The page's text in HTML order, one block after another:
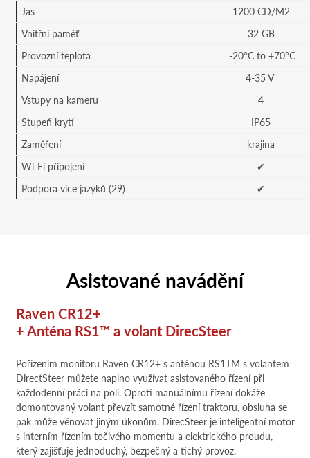
Jas
1200 CD/M2
Vnitřní paměť
32 GB
Provozní teplota
-20°C to +70°C
Napájení
4-35 V
Vstupy na kameru
4
Stupeň krytí
IP65
Zaměření
krajina
Wi-Fi připojení
✔
Podpora více jazyků (29)
✔
Asistované navádění
Raven CR12+
+ Anténa RS1™ a volant DirecSteer
Pořízením monitoru Raven CR12+ s anténou RS1TM s volantem
DirectSteer můžete naplno využívat asistovaného řízení při
každodenní práci na poli. Oproti manuálnímu řízení dokáže
domontovaný volant převzít samotné řízení traktoru, obsluha se
pak může věnovat jiným úkonům. DirecSteer je inteligentní motor
s interním řízením točivého momentu a elektrického proudu,
který zajišťuje jednoduchý, bezpečný a tichý provoz.